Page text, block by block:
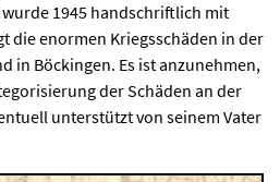
1945 handschriftlich mit
die enormen Kriegsschäden in der
in Böckingen. Es ist anzunehmen,
der Schäden an der
unterstützt von seinem Vater